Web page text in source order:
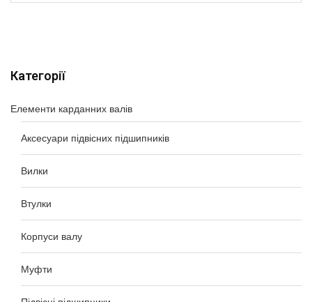
Категорії
Елементи карданних валів
Аксесуари підвісних підшипників
Вилки
Втулки
Корпуси валу
Муфти